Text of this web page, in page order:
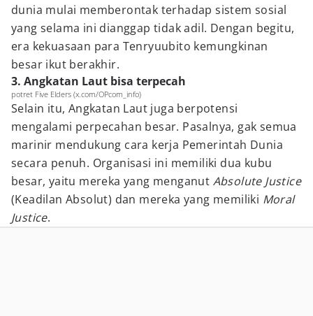
dunia mulai memberontak terhadap sistem sosial
yang selama ini dianggap tidak adil. Dengan begitu,
era kekuasaan para Tenryuubito kemungkinan
besar ikut berakhir.
3. Angkatan Laut bisa terpecah
potret Five Elders (x.com/OPcom_info)
Selain itu, Angkatan Laut juga berpotensi
mengalami perpecahan besar. Pasalnya, gak semua
marinir mendukung cara kerja Pemerintah Dunia
secara penuh. Organisasi ini memiliki dua kubu
besar, yaitu mereka yang menganut Absolute Justice
(Keadilan Absolut) dan mereka yang memiliki Moral
Justice.